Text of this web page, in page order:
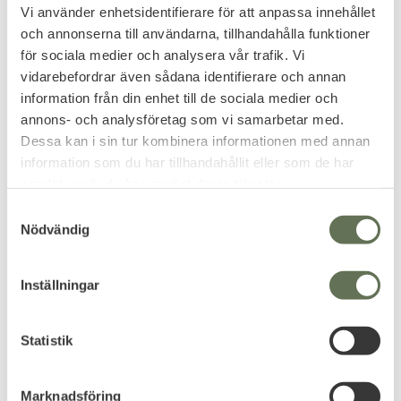
Vi använder enhetsidentifierare för att anpassa innehållet
och annonserna till användarna, tillhandahålla funktioner
för sociala medier och analysera vår trafik. Vi
vidarebefordrar även sådana identifierare och annan
information från din enhet till de sociala medier och
annons- och analysföretag som vi samarbetar med.
Dessa kan i sin tur kombinera informationen med annan
information som du har tillhandahållit eller som de har
Nödvändig
Inställningar
Statistik
Marknadsföring
1 295KR 449 KR
Colt Python 6" Luftpistol
1 795KR